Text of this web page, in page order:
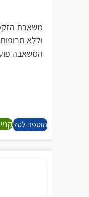
פתרונות
וללא תרופות לגברים
המשאבה פועלת
קנייה מהירה